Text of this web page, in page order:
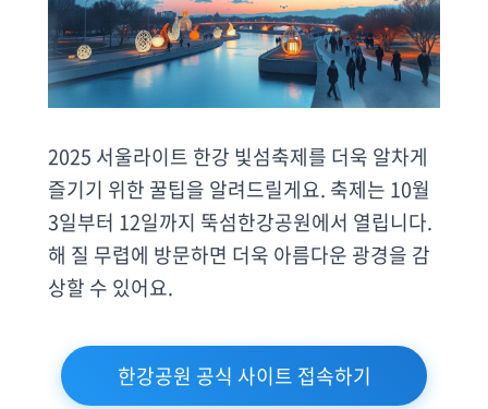
2025 서울라이트 한강 빛섬축제를 더욱 알차게
즐기기 위한 꿀팁을 알려드릴게요. 축제는 10월
3일부터 12일까지 뚝섬한강공원에서 열립니다.
해 질 무렵에 방문하면 더욱 아름다운 광경을 감
상할 수 있어요.
한강공원 공식 사이트 접속하기